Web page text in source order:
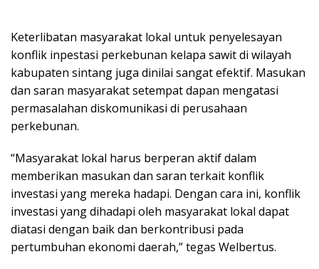
Keterlibatan masyarakat lokal untuk penyelesayan
konflik inpestasi perkebunan kelapa sawit di wilayah
kabupaten sintang juga dinilai sangat efektif. Masukan
dan saran masyarakat setempat dapan mengatasi
permasalahan diskomunikasi di perusahaan
perkebunan.
“Masyarakat lokal harus berperan aktif dalam
memberikan masukan dan saran terkait konflik
investasi yang mereka hadapi. Dengan cara ini, konflik
investasi yang dihadapi oleh masyarakat lokal dapat
diatasi dengan baik dan berkontribusi pada
pertumbuhan ekonomi daerah,” tegas Welbertus.